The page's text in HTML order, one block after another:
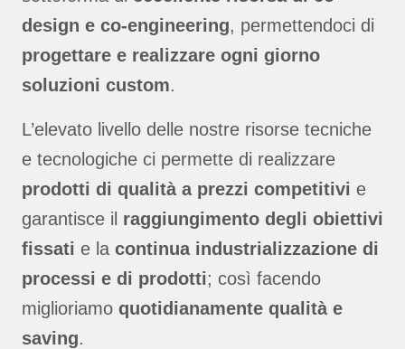
design e co-engineering, permettendoci di
progettare e realizzare ogni giorno
soluzioni custom.
L’elevato livello delle nostre risorse tecniche
e tecnologiche ci permette di realizzare
prodotti di qualità a prezzi competitivi e
garantisce il raggiungimento degli obiettivi
fissati e la continua industrializzazione di
processi e di prodotti; così facendo
miglioriamo quotidianamente qualità e
saving.